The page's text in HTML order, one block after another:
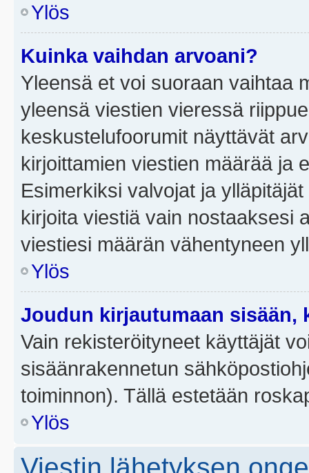
Ylös
Kuinka vaihdan arvoani?
Yleensä et voi suoraan vaihtaa
yleensä viestien vieressä
keskustelufoorumit näyttävät
kirjoittamien viestien määrää ja
Esimerkiksi valvojat ja
kirjoita viestiä vain nostaaksesi
viestiesi määrän vähentyneen
Ylös
Joudun kirjautumaan sisään,
Vain rekisteröityneet käyttäjät
sisäänrakennetun
toiminnon). Tällä estetään
Ylös